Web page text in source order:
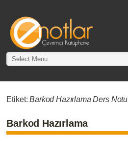
Select Menu
Etiket:Barkod Hazırlama Ders Notu
Barkod Hazırlama